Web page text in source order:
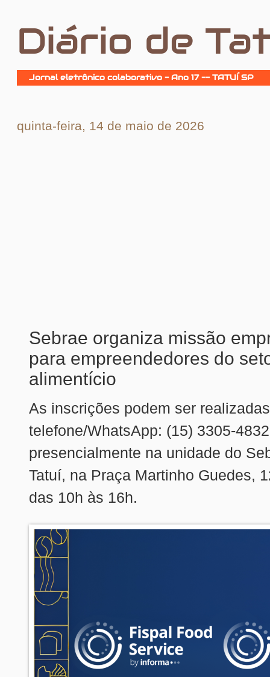
Diário de
Jornal eletrônico colaborativo - Ano 17 -- TATUÍ SP
quinta-feira, 14 de maio de 2026
Sebrae organiza missão
para empreendedores do
alimentício
As inscrições podem ser
telefone/WhatsApp: (15) 3305-
presencialmente na unidade do
Tatuí, na Praça Martinho Guedes,
das 10h às 16h.